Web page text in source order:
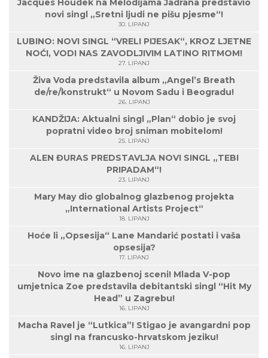
Jacques Houdek na Melodijama Jadrana predstavio
novi singl „Sretni ljudi ne pišu pjesme“!
30. LIPANJ
LUBINO: NOVI SINGL “VRELI PIJESAK“, KROZ LJETNE
NOĆI, VODI NAS ZAVODLJIVIM LATINO RITMOM!
27. LIPANJ
Živa Voda predstavila album „Angel’s Breath
de/re/konstrukt“ u Novom Sadu i Beogradu!
26. LIPANJ
KANDŽIJA: Aktualni singl „Plan“ dobio je svoj
popratni video broj sniman mobitelom!
25. LIPANJ
ALEN ĐURAS PREDSTAVLJA NOVI SINGL „TEBI
PRIPADAM“!
23. LIPANJ
Mary May dio globalnog glazbenog projekta
„International Artists Project“
18. LIPANJ
Hoće li „Opsesija“ Lane Mandarić postati i vaša
opsesija?
17. LIPANJ
Novo ime na glazbenoj sceni! Mlada V-pop
umjetnica Zoe predstavila debitantski singl “Hit My
Head” u Zagrebu!
16. LIPANJ
Macha Ravel je “Lutkica”! Stigao je avangardni pop
singl na francusko-hrvatskom jeziku!
16. LIPANJ